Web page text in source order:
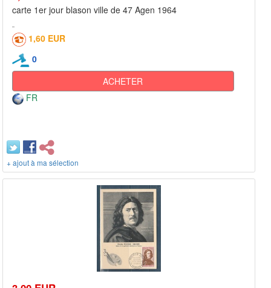
carte 1er jour blason ville de 47 Agen 1964
1,60 EUR
0
ACHETER
FR
+ ajout à ma sélection